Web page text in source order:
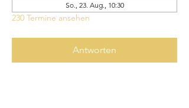
So., 23. Aug., 10:30
230 Termine ansehen
Antworten